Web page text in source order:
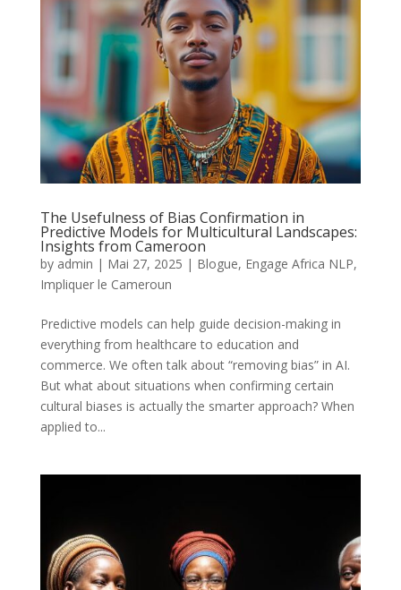
The Usefulness of Bias Confirmation in
Predictive Models for Multicultural Landscapes:
Insights from Cameroon
by admin | Mai 27, 2025 | Blogue, Engage Africa NLP,
Impliquer le Cameroun
Predictive models can help guide decision-making in
everything from healthcare to education and
commerce. We often talk about “removing bias” in AI.
But what about situations when confirming certain
cultural biases is actually the smarter approach? When
applied to...